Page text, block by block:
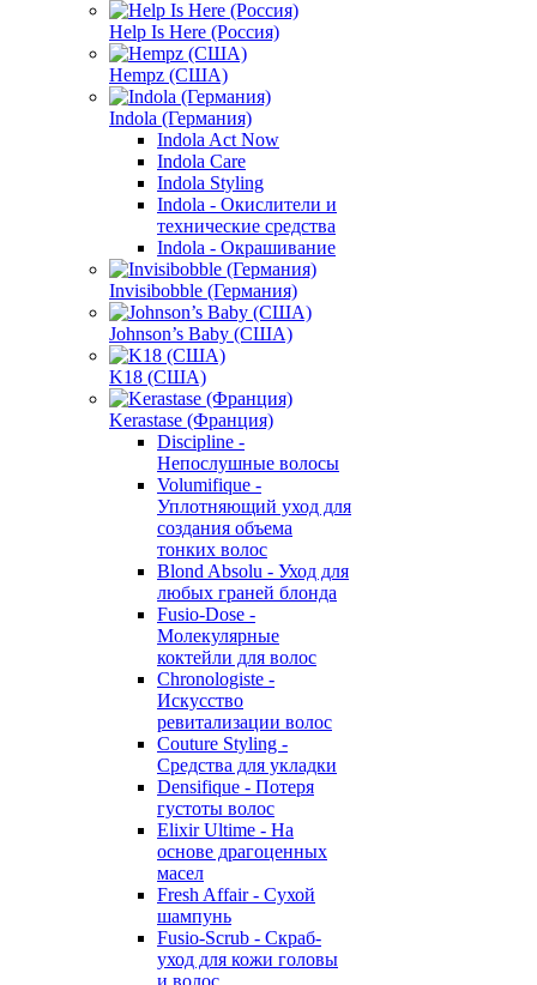
Help Is Here (Россия)
Hempz (США)
Indola (Германия)
Indola Act Now
Indola Care
Indola Styling
Indola - Окислители и
технические средства
Indola - Окрашивание
Invisibobble (Германия)
Johnson’s Baby (США)
K18 (США)
Kerastase (Франция)
Discipline -
Непослушные волосы
Volumifique -
Уплотняющий уход для
создания объема
тонких волос
Blond Absolu - Уход для
любых граней блонда
Fusio-Dose -
Молекулярные
коктейли для волос
Chronologiste -
Искусство
ревитализации волос
Couture Styling -
Средства для укладки
Densifique - Потеря
густоты волос
Elixir Ultime - На
основе драгоценных
масел
Fresh Affair - Сухой
шампунь
Fusio-Scrub - Скраб-
уход для кожи головы
и волос